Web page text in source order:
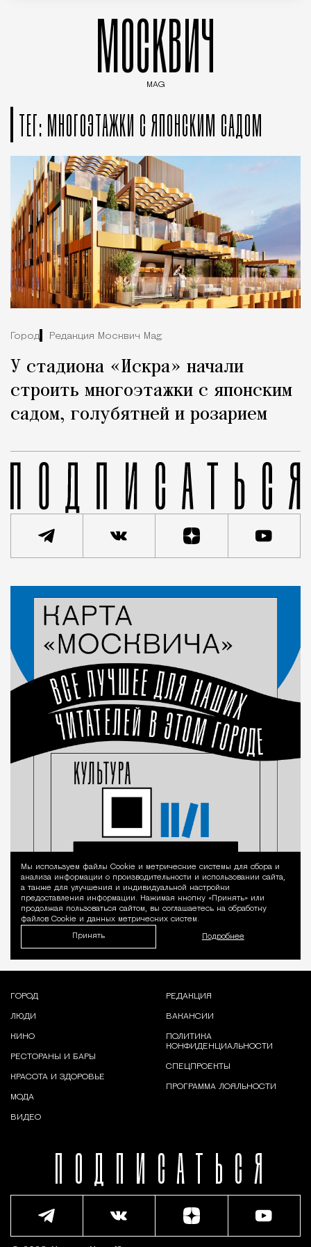
МОСКВИЧ
MAG
ТЕГ: МНОГОЭТАЖКИ С ЯПОНСКИМ САДОМ
Город Редакция Москвич Mag
У стадиона «Искра» начали
строить многоэтажки с японским
садом, голубятней и розарием
Уведомление
Мы используем файлы Сookie и метрические системы для сбора и
анализа информации о производительности и использовании сайта,
а также для улучшения и индивидуальной настройки
предоставления информации. Нажимая кнопку «Принять» или
продолжая пользоваться сайтом, вы соглашаетесь на обработку
файлов Cookie и данных метрических систем.
Принять Подробнее
ПОДПИСАТЬСЯ
ГОРОД
ЛЮДИ
КИНО
РЕСТОРАНЫ И БАРЫ
КРАСОТА И ЗДОРОВЬЕ
МОДА
ВИДЕО
РЕДАКЦИЯ
ВАКАНСИИ
ПОЛИТИКА
КОНФИДЕНЦИАЛЬНОСТИ
СПЕЦПРОЕКТЫ
ПРОГРАММА ЛОЯЛЬНОСТИ